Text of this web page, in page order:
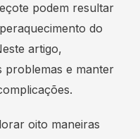
podem resultar
do
artigo,
problemas e manter
oito maneiras